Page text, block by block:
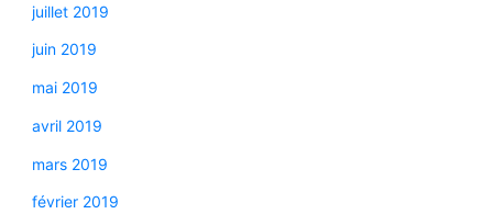
juillet 2019
juin 2019
mai 2019
avril 2019
mars 2019
février 2019